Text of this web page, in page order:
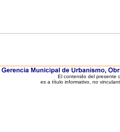
El contenido del presente
es a título informativo, no